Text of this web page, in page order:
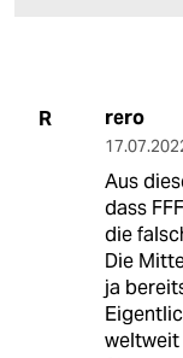
R rero
Aus
dass
die
Die
ja
weltweit